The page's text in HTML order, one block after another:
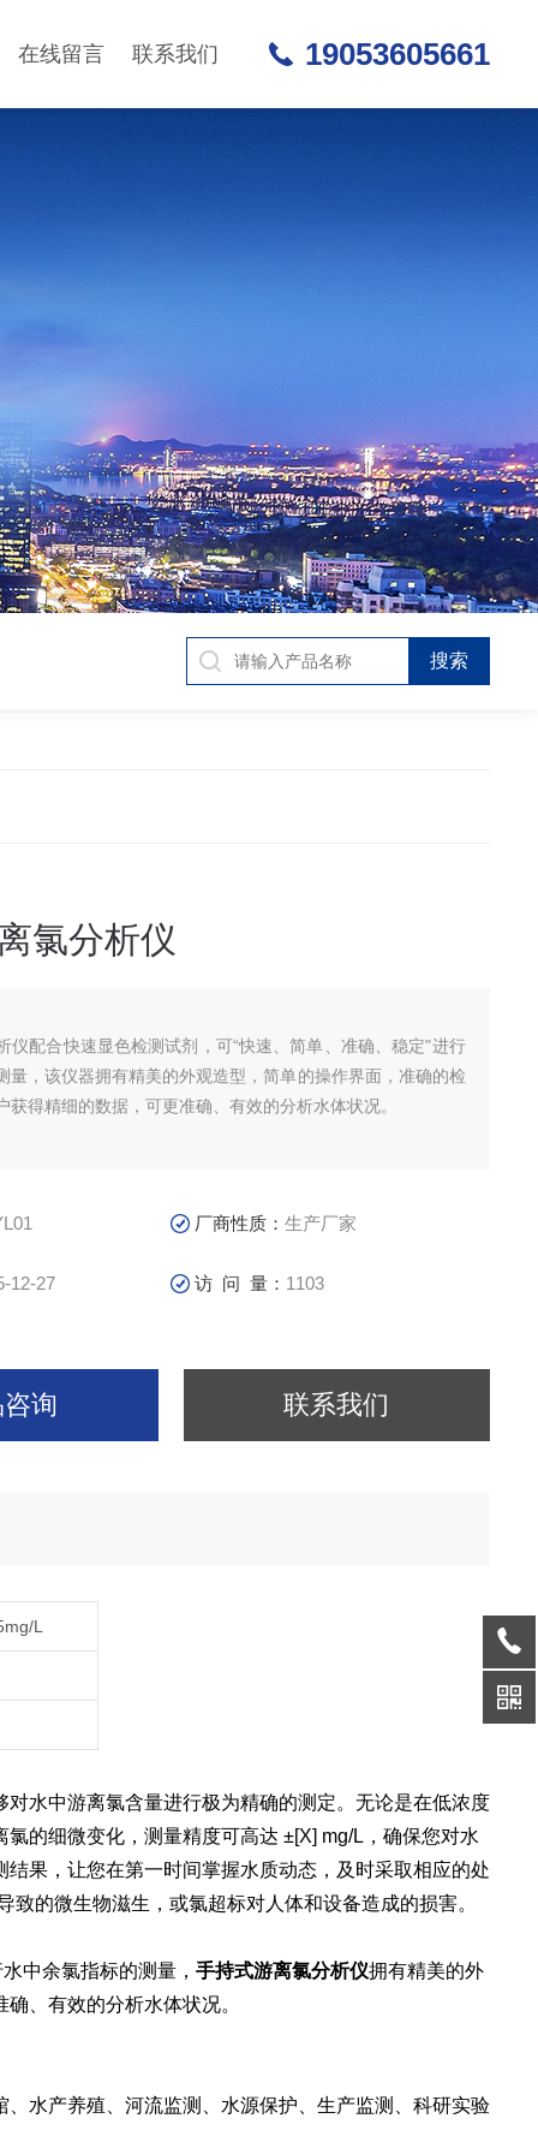
在线留言 联系我们 19053605661
氯分析仪
仪配合快速显色检测试剂，可“快速、简单、准确、稳定"进行
量，该仪器拥有精美的外观造型，简单的操作界面，准确的检
获得精细的数据，可更准确、有效的分析水体状况。
厂商性质：生产厂家
12-27 访 问 量： 1103
询 联系我们
L
水中游离氯含量进行极为精确的测定。无论是在低浓度
的细微变化，测量精度可高达 ±[X] mg/L，确保您对水
果，让您在第一时间掌握水质动态，及时采取相应的处
的微生物滋生，或氯超标对人体和设备造成的损害。
中余氯指标的测量， 手持式游离氯分析仪拥有精美的外
、有效的分析水体状况。
水产养殖、河流监测、水源保护、生产监测、科研实验